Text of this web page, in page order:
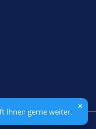
Ihnen gerne weiter.